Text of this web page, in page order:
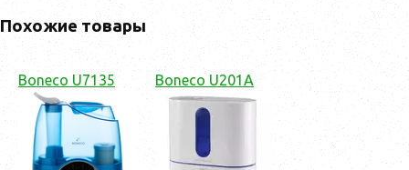
Похожие товары
Boneco U7135 Boneco U201A